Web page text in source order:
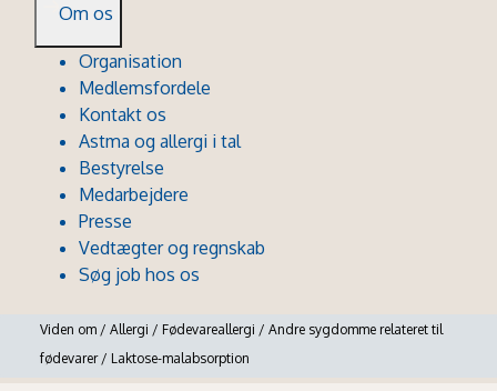
Om os
Organisation
Medlemsfordele
Kontakt os
Astma og allergi i tal
Bestyrelse
Medarbejdere
Presse
Vedtægter og regnskab
Søg job hos os
Viden om / Allergi / Fødevareallergi / Andre sygdomme relateret til
fødevarer / Laktose-malabsorption